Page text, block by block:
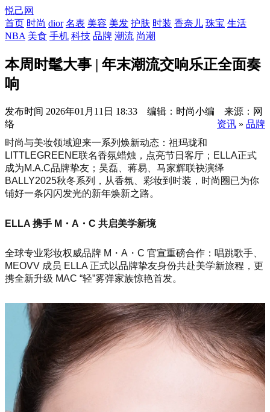
悦己网
首页 时尚 dior 名表 美容 美发 护肤 时装 香奈儿 珠宝 生活
NBA 美食 手机 科技 品牌 潮流 尚潮
本周时髦大事 | 年末潮流交响乐正全面奏
响
发布时间 2026年01月11日 18:33 编辑：时尚小编 来源：网
络
资讯 » 品牌
时尚与美妆领域迎来一系列焕新动态：祖玛珑和
LITTLEGREENE联名香氛蜡烛，点亮节日客厅；ELLA正式
成为M.A.C品牌挚友；吴磊、蒋易、马家辉联袂演绎
BALLY2025秋冬系列，从香氛、彩妆到时装，时尚圈已为你
铺好一条闪闪发光的新年焕新之路。
ELLA 携手 M・A・C 共启美学新境
全球专业彩妆权威品牌 M・A・C 官宣重磅合作：唱跳歌手、
MEOVV 成员 ELLA 正式以品牌挚友身份共赴美学新旅程，更
携全新升级 MAC “轻”雾弹家族惊艳首发。